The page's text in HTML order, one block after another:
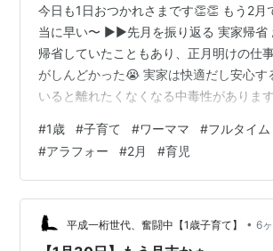
今日も1日おつかれさまです👏👏 もう2月
当に早い〜 ▶︎▶︎先月を振り返る 実家帰省
帰省していたこともあり、正月明けの仕
がしんどかった😭 実家は快適だし安心す
いると離れたくなくなる中毒性がありま
ダラケますね😭😭 真冬到来 雪、みぞれ、
かり。はじめは⛄️雪⛄️が降ると嬉しかった
らいから気持ちが勘弁してくれ、、と変
での車の安全運転、朝の早起きはなかな
体重が減らない 正月太りしてから、おち
た😭😭美味し…
#1歳 #子育て #ワーママ #フルタイム
#アラフォー #2月 #育児
平成一桁世代、奮闘中【1歳子育て】 • 6